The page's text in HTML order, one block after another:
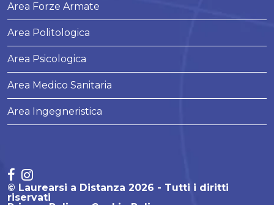
Area Forze Armate
Area Politologica
Area Psicologica
Area Medico Sanitaria
Area Ingegneristica
© Laurearsi a Distanza 2026 - Tutti i diritti
riservati